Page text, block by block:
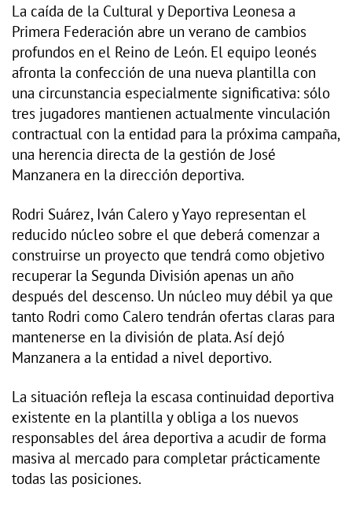
La caída de la Cultural y Deportiva Leonesa a
Primera Federación abre un verano de cambios
profundos en el Reino de León. El equipo leonés
afronta la confección de una nueva plantilla con
una circunstancia especialmente significativa: sólo
tres jugadores mantienen actualmente vinculación
contractual con la entidad para la próxima campaña,
una herencia directa de la gestión de José
Manzanera en la dirección deportiva.
Rodri Suárez, Iván Calero y Yayo representan el
reducido núcleo sobre el que deberá comenzar a
construirse un proyecto que tendrá como objetivo
recuperar la Segunda División apenas un año
después del descenso. Un núcleo muy débil ya que
tanto Rodri como Calero tendrán ofertas claras para
mantenerse en la división de plata. Así dejó
Manzanera a la entidad a nivel deportivo.
La situación refleja la escasa continuidad deportiva
existente en la plantilla y obliga a los nuevos
responsables del área deportiva a acudir de forma
masiva al mercado para completar prácticamente
todas las posiciones.